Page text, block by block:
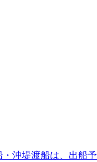
沖堤渡船は、出船